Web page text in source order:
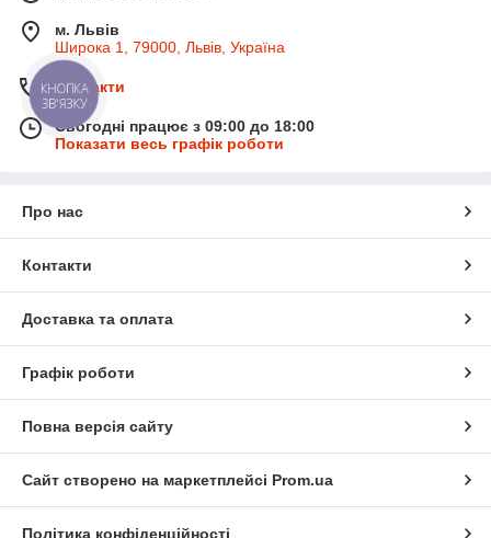
м. Львів
Широка 1, 79000, Львів, Україна
Контакти
Сьогодні працює з 09:00 до 18:00
Показати весь графік роботи
Про нас
Контакти
Доставка та оплата
Графік роботи
Повна версія сайту
Сайт створено на маркетплейсі Prom.ua
Політика конфіденційності
КНОПКА
ЗВ'ЯЗКУ